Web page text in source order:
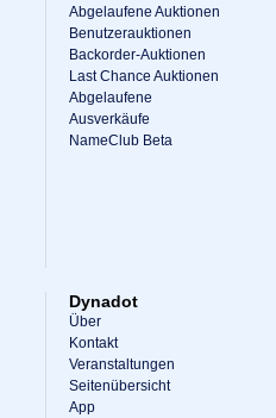
Abgelaufene Auktionen
Benutzerauktionen
Backorder-Auktionen
Last Chance Auktionen
Abgelaufene
Ausverkäufe
NameClub Beta
Dynadot
Über
Kontakt
Veranstaltungen
Seitenübersicht
App